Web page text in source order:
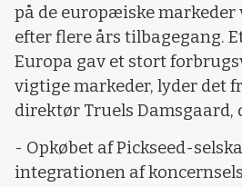
på de europæiske
efter flere års tilbagegang.
Europa gav et stort
vigtige markeder, lyder det
direktør Truels
- Opkøbet af Pickseed-
integrationen af